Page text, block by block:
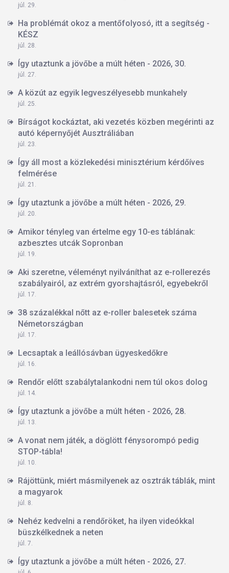
júl. 29.
Ha problémát okoz a mentőfolyosó, itt a segítség -
KÉSZ
júl. 28.
Így utaztunk a jövőbe a múlt héten - 2026, 30.
júl. 27.
A közút az egyik legveszélyesebb munkahely
júl. 25.
Bírságot kockáztat, aki vezetés közben megérinti az
autó képernyőjét Ausztráliában
júl. 23.
Így áll most a közlekedési minisztérium kérdőíves
felmérése
júl. 21.
Így utaztunk a jövőbe a múlt héten - 2026, 29.
júl. 20.
Amikor tényleg van értelme egy 10-es táblának:
azbesztes utcák Sopronban
júl. 19.
Aki szeretne, véleményt nyilváníthat az e-rollerezés
szabályairól, az extrém gyorshajtásról, egyebekről
júl. 17.
38 százalékkal nőtt az e-roller balesetek száma
Németországban
júl. 17.
Lecsaptak a leállósávban ügyeskedőkre
júl. 16.
Rendőr előtt szabálytalankodni nem túl okos dolog
júl. 14.
Így utaztunk a jövőbe a múlt héten - 2026, 28.
júl. 13.
A vonat nem játék, a döglött fénysorompó pedig
STOP-tábla!
júl. 10.
Rájöttünk, miért másmilyenek az osztrák táblák, mint
a magyarok
júl. 8.
Nehéz kedvelni a rendőröket, ha ilyen videókkal
büszkélkednek a neten
júl. 7.
Így utaztunk a jövőbe a múlt héten - 2026, 27.